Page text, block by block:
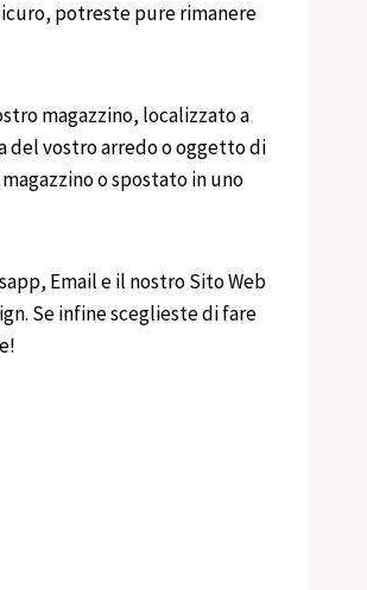
potreste pure rimanere
magazzino, localizzato a
del vostro arredo o oggetto di
o spostato in uno
Email e il nostro Sito Web
Se infine sceglieste di fare